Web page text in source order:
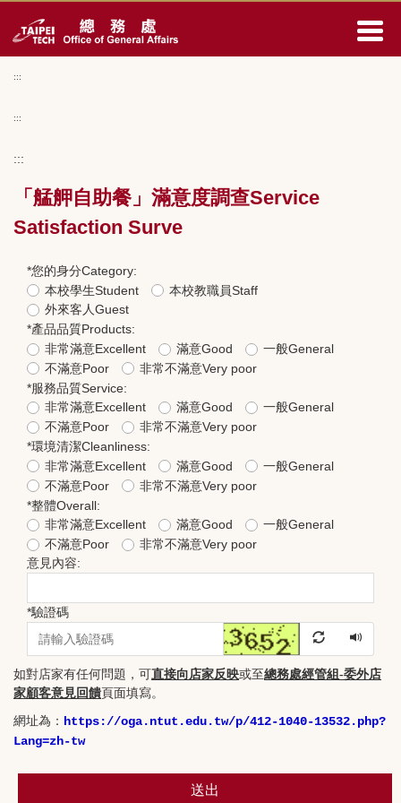
到
區
:::
:::
:::
「艋舺自助餐」滿意度調查Service
Satisfaction Surve
*您的身分Category:
本校學生Student
本校教職員Staff
外來客人Guest
*產品品質Products:
非常滿意Excellent
滿意Good
一般General
不滿意Poor
非常不滿意Very poor
*服務品質Service:
非常滿意Excellent
滿意Good
一般General
不滿意Poor
非常不滿意Very poor
*環境清潔Cleanliness:
非常滿意Excellent
滿意Good
一般General
不滿意Poor
非常不滿意Very poor
*整體Overall:
非常滿意Excellent
滿意Good
一般General
不滿意Poor
非常不滿意Very poor
意見內容:
*驗證碼
如對店家有任何問題，可直接向店家反映或至總務處經管組-委外店
家顧客意見回饋頁面填寫。
網址為： https://oga.ntut.edu.tw/p/412-1040-13532.php?
Lang=zh-tw
送出